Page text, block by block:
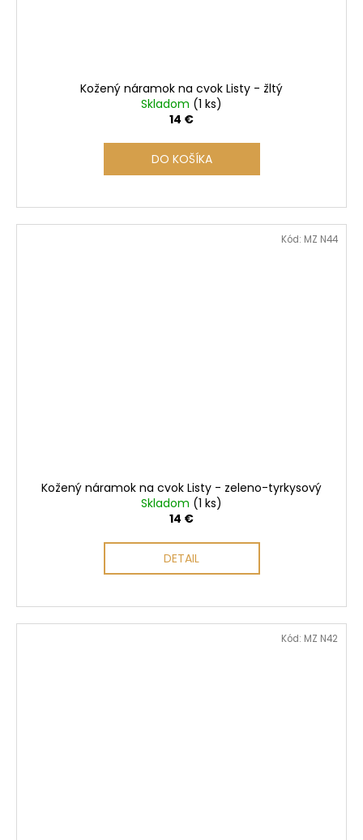
Kožený náramok na cvok Listy - žltý
Skladom (1 ks)
14 €
DO KOŠÍKA
Kožený náramok na cvok Listy - zeleno-tyrkysový
Skladom (1 ks)
14 €
DETAIL
Kód: MZ N44
Kód: MZ N42